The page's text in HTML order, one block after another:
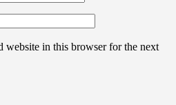
website in this browser for the next